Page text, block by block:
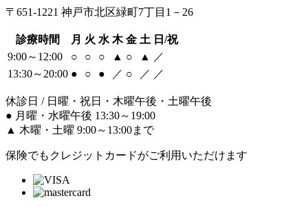
〒651-1221 神戸市北区緑町7丁目1－26
診療時間 月 火 水 木 金 土 日/祝
9:00～12:00
○ ○ ○ ▲ ○ ▲
／
13:30～20:00 ● ○ ● ／ ○ ／ ／
休診日 / 日曜・祝日・木曜午後・土曜午後
● 月曜・水曜午後 13:30～19:00
▲ 木曜・土曜 9:00～13:00まで
保険でもクレジットカードがご利用いただけます